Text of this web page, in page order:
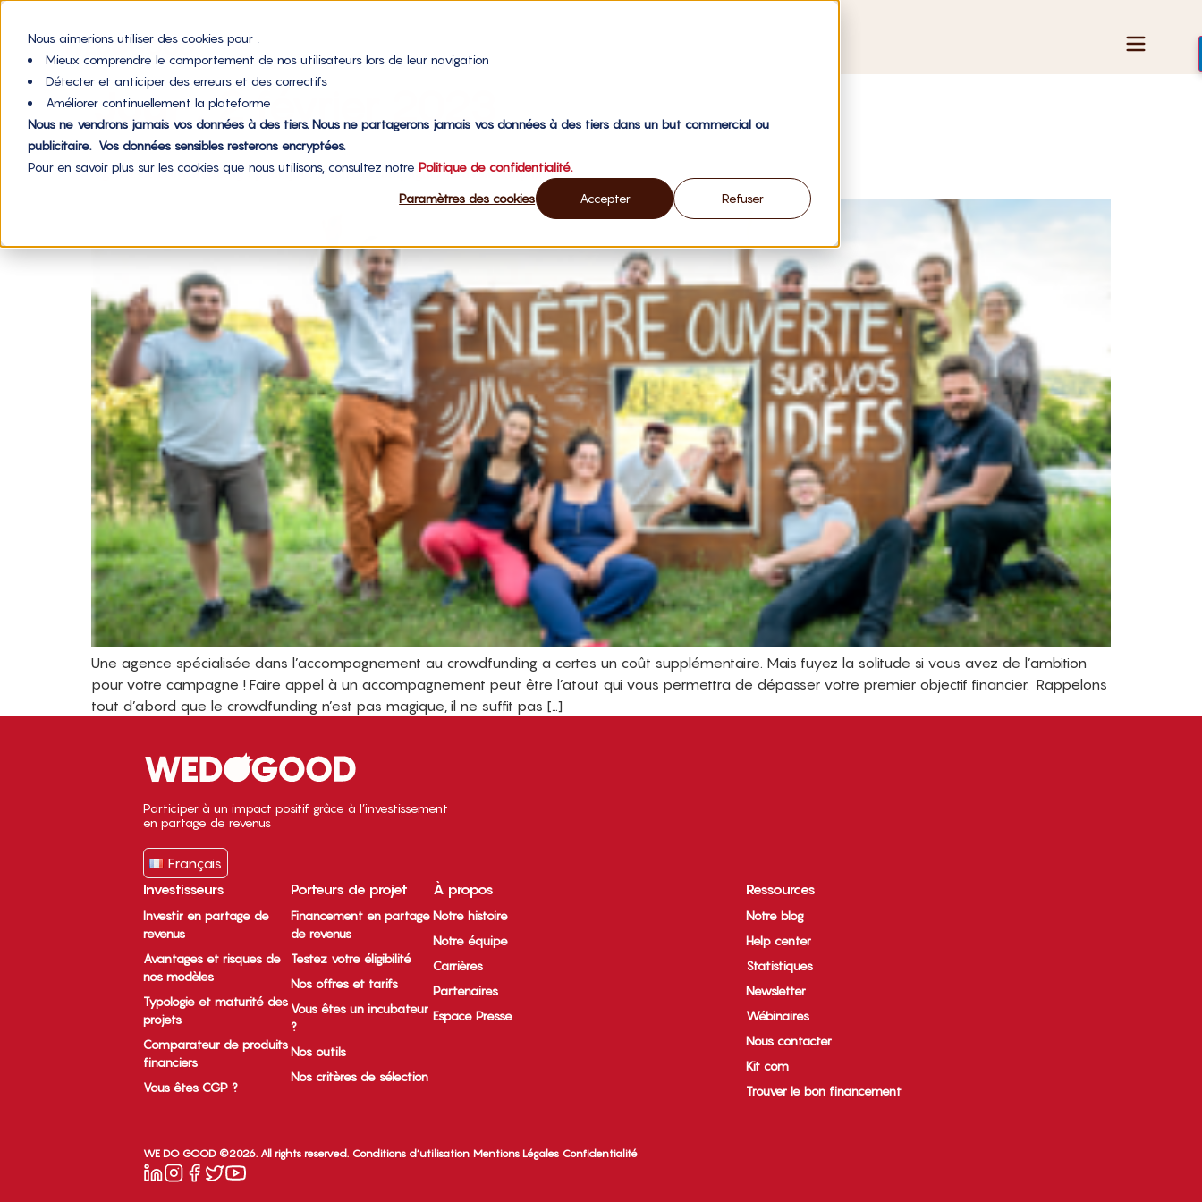
Nous aimerions utiliser des cookies pour :
Mieux comprendre le comportement de nos utilisateurs lors de leur navigation
Détecter et anticiper des erreurs et des correctifs
Améliorer continuellement la plateforme
Nous ne vendrons jamais vos données à des tiers. Nous ne partagerons jamais vos données à des tiers dans un but commercial ou
publicitaire. Vos données sensibles resterons encryptées.
Pour en savoir plus sur les cookies que nous utilisons, consultez notre Politique de confidentialité.
Paramètres des cookies Accepter Refuser
Jour :2 février 2023
Agence de crowdfunding : pourquoi se faire accompagner dans sa campagne ?
Une agence spécialisée dans l’accompagnement au crowdfunding a certes un coût supplémentaire. Mais fuyez la solitude si vous avez de l’ambition
pour votre campagne ! Faire appel à un accompagnement peut être l’atout qui vous permettra de dépasser votre premier objectif financier. Rappelons
tout d’abord que le crowdfunding n’est pas magique, il ne suffit pas […]
Participer à un impact positif grâce à l’investissement
en partage de revenus
Français
Investisseurs
Investir en partage de
revenus
Avantages et risques de
nos modèles
Typologie et maturité des
projets
Comparateur de produits
financiers
Vous êtes CGP ?
Porteurs de projet
Financement en partage
de revenus
Testez votre éligibilité
Nos offres et tarifs
Vous êtes un incubateur
?
Nos outils
Nos critères de sélection
À propos
Notre histoire
Notre équipe
Carrières
Partenaires
Espace Presse
Ressources
Notre blog
Help center
Statistiques
Newsletter
Wébinaires
Nous contacter
Kit com
Trouver le bon financement
WE DO GOOD ©2026. All rights reserved. Conditions d’utilisation Mentions Légales Confidentialité